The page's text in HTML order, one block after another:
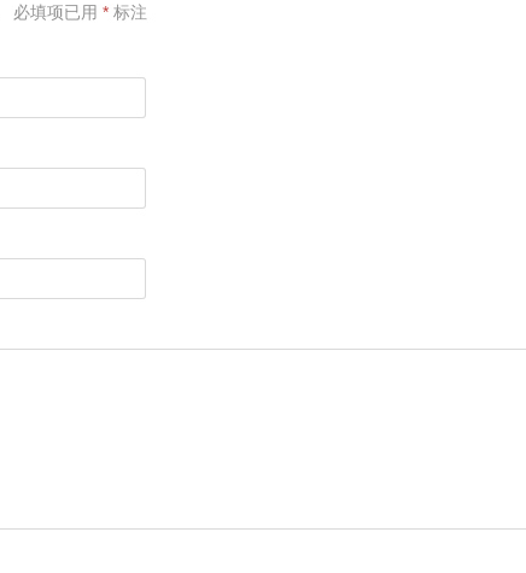
必填项已用 * 标注